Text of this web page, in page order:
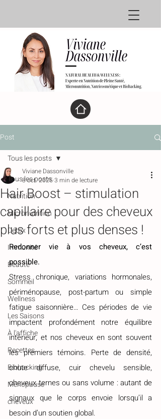
Post
Tous les posts
Nutrition
Micronutrition
Détox
Immunité
Beauté
Sommeil
Wellness
Les Saisons
À l'affiche
Recettes
Biohacking
Ménopause
cheveux
Tous les posts
Hair Boost – stimulation
capillaire pour des cheveux
plus forts et plus denses !
Viviane Dassonville
8 oct. 2025 3 min de lecture
Redonner vie à vos cheveux, c’est
possible.
Stress chronique, variations hormonales,
périménopause, post-partum ou simple
fatigue saisonnière… Ces périodes de vie
impactent profondément notre équilibre
intérieur, et nos cheveux en sont souvent
les premiers témoins. Perte de densité,
chute diffuse, cuir chevelu sensible,
cheveux ternes ou sans volume : autant de
signaux que le corps envoie lorsqu’il a
besoin d’un soutien global.